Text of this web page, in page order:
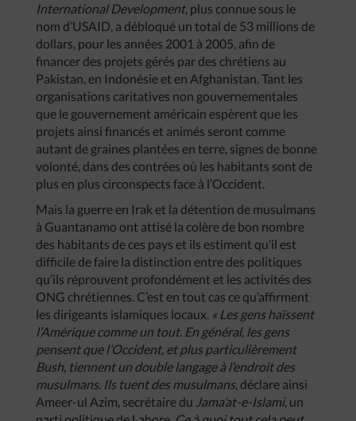
International Development, plus connue sous le
nom d’USAID, a débloqué un total de 53 millions de
dollars, pour les années 2001 à 2005, afin de
financer des projets gérés par des chrétiens au
Pakistan, en Indonésie et en Afghanistan. Tant les
organisations caritatives non gouvernementales
que le gouvernement américain espèrent que les
projets ainsi financés et animés seront comme
autant de graines plantées en terre, signes de bonne
volonté, dans des contrées où les habitants sont de
plus en plus circonspects face à l’Occident.
Mais la guerre en Irak et la détention de musulmans
à Guantanamo ont attisé la colère de bon nombre
des habitants de ces pays et ils estiment qu’il est
difficile de faire la distinction entre des politiques
qu’ils réprouvent profondément et les activités des
ONG chrétiennes. C’est en tout cas ce qu’affirment
les dirigeants islamiques locaux. « Les gens haïssent
l’Amérique comme un tout. En général, les gens
pensent que l’Occident, et plus particulièrement
Bush, tiennent un double langage à l’endroit des
musulmans. Ils tuent des musulmans, déclare ainsi
Ameer-ul Azim, secrétaire du Jama’at-e-Islami, un